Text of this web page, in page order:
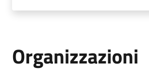
Organizzazioni